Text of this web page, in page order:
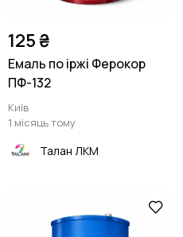
125 ₴
Емаль по іржі Ферокор
ПФ-132
Київ
1 місяць тому
Талан ЛКМ